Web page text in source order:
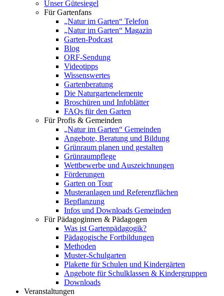
Unser Gütesiegel
Für Gartenfans
„Natur im Garten“ Telefon
„Natur im Garten“ Magazin
Garten-Podcast
Blog
ORF-Sendung
Videotipps
Wissenswertes
Gartenberatung
Die Naturgartenelemente
Broschüren und Infoblätter
FAQs für den Garten
Für Profis & Gemeinden
„Natur im Garten“ Gemeinden
Angebote, Beratung und Bildung
Grünraum planen und gestalten
Grünraumpflege
Wettbewerbe und Auszeichnungen
Förderungen
Garten on Tour
Musteranlagen und Referenzflächen
Bepflanzung
Infos und Downloads Gemeinden
Für Pädagoginnen & Pädagogen
Was ist Gartenpädagogik?
Pädagogische Fortbildungen
Methoden
Muster-Schulgarten
Plakette für Schulen und Kindergärten
Angebote für Schulklassen & Kindergruppen
Downloads
Veranstaltungen